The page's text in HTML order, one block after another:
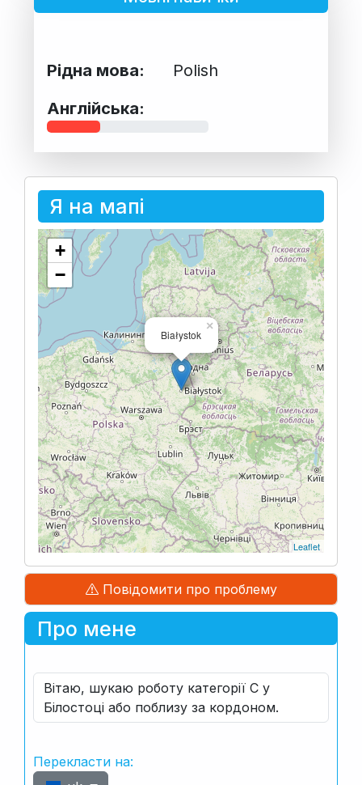
Рідна мова:
Polish
Англійська:
Я на мапі
Białystok
×
+
−
Leaflet
Повідомити про проблему
Про мене
Вітаю, шукаю роботу категорії C у
Білостоці або поблизу за кордоном.
Перекласти на: